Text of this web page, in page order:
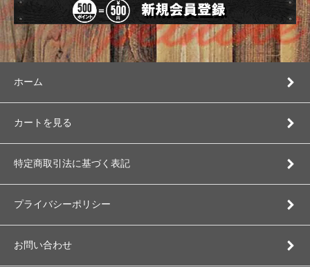
ホーム
カートを見る
特定商取引法に基づく表記
プライバシーポリシー
お問い合わせ